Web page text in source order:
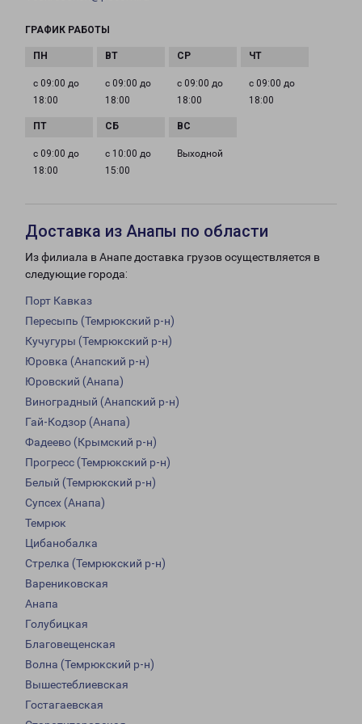
ГРАФИК РАБОТЫ
с 09:00 до
18:00
с 09:00 до
18:00
с 09:00 до
18:00
с 09:00 до
18:00
с 09:00 до
18:00
с 10:00 до
15:00
Выходной
Доставка из Анапы по области
Из филиала в Анапе доставка грузов осуществляется в
следующие города:
Порт Кавказ
Пересыпь (Темрюкский р-н)
Кучугуры (Темрюкский р-н)
Юровка (Анапский р-н)
Юровский (Анапа)
Виноградный (Анапский р-н)
Гай-Кодзор (Анапа)
Фадеево (Крымский р-н)
Прогресс (Темрюкский р-н)
Белый (Темрюкский р-н)
Супсех (Анапа)
Темрюк
Цибанобалка
Стрелка (Темрюкский р-н)
Варениковская
Анапа
Голубицкая
Благовещенская
Волна (Темрюкский р-н)
Вышестеблиевская
Гостагаевская